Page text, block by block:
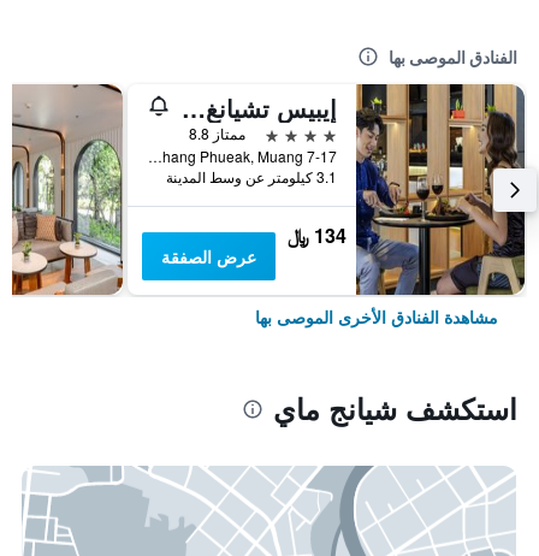
الفنادق الموصى بها
إيبيس تشيانغ ماي نيمان جورنيوب
4 نجوم
ممتاز 8.8
7-17 Moo 2, Huay Kaew Road Chang Phueak, Muang, شيانج ماي, تايلاند
3.1 كيلومتر عن وسط المدينة
134 ﷼
عرض الصفقة
مشاهدة الفنادق الأخرى الموصى بها
استكشف شيانج ماي